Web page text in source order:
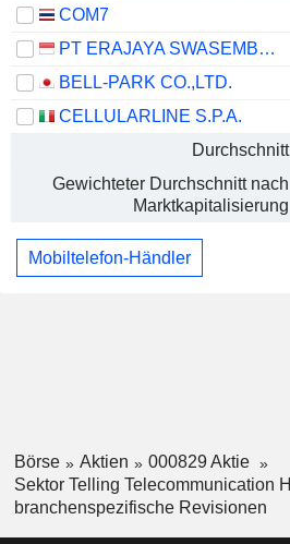
COM7
PT ERAJAYA SWASEMBADA TBK
BELL-PARK CO.,LTD.
CELLULARLINE S.P.A.
Durchschnitt
Gewichteter Durchschnitt nach
Marktkapitalisierung
Mobiltelefon-Händler
Börse Aktien
000829 Aktie
Sektor Telling Telecommunication
branchenspezifische Revisionen